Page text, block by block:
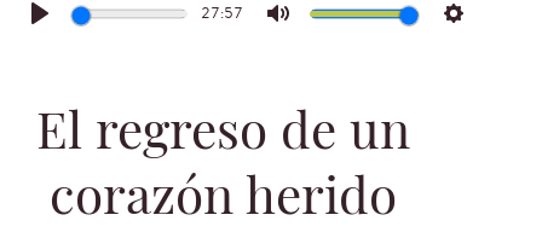
Play
27:57
Mute Settings
El regreso de un
corazón herido